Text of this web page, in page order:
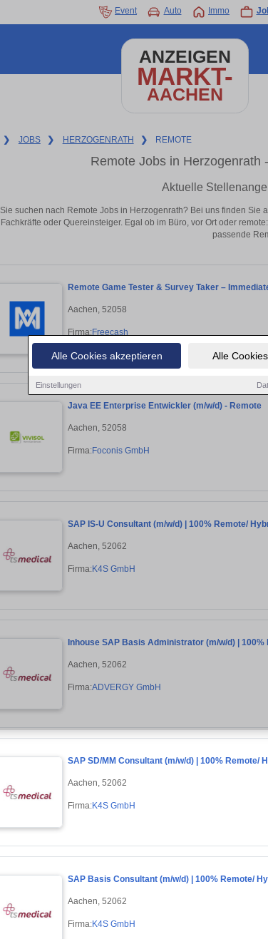
Alle Cookies akzeptieren Alle
Einstellungen
Event Auto Immo
ANZEIGEN
MARKT-
AACHEN
❯ JOBS ❯ HERZOGENRATH ❯ REMOTE
Remote Jobs in Herzogenrath
Aktuelle
Sie suchen nach Remote Jobs in Herzogenrath? Bei uns finden
Fachkräfte oder Quereinsteiger. Egal ob im Büro, vor Ort oder
passende
Remote Game Tester & Survey Taker –
Aachen, 52058
Firma:Freecash
Java EE Enterprise Entwickler (m/w/d) - Remote
Aachen, 52058
Firma:Foconis GmbH
SAP IS-U Consultant (m/w/d) | 100% Remote/
Aachen, 52062
Firma:K4S GmbH
Inhouse SAP Basis Administrator (m/w/d) | 100%
Aachen, 52062
Firma:ADVERGY GmbH
SAP SD/MM Consultant (m/w/d) | 100% Remote/
Aachen, 52062
Firma:K4S GmbH
SAP Basis Consultant (m/w/d) | 100% Remote/
Aachen, 52062
Firma:K4S GmbH